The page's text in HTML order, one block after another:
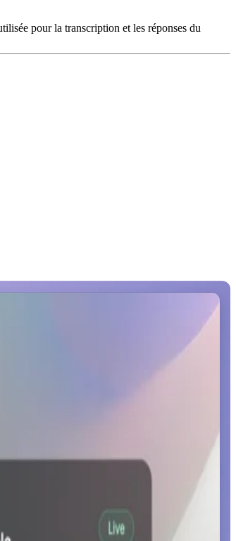
pour la transcription et les réponses du